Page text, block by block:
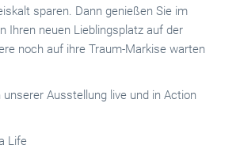
sparen. Dann genießen Sie im
Ihren neuen Lieblingsplatz auf der
noch auf ihre Traum-Markise warten
Ausstellung live und in Action
Life